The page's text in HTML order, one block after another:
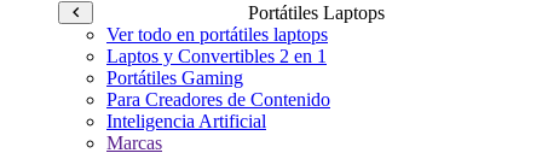
Portátiles Laptops
Ver todo en portátiles laptops
Laptos y Convertibles 2 en 1
Portátiles Gaming
Para Creadores de Contenido
Inteligencia Artificial
Marcas